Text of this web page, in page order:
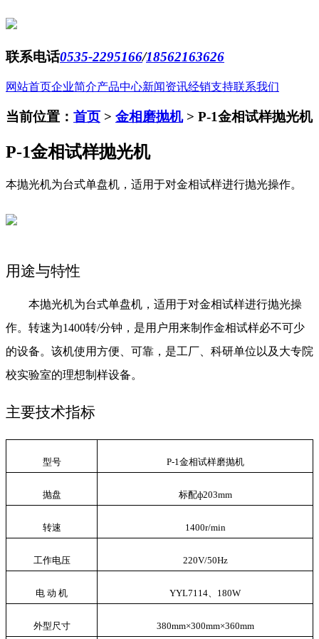
联系电话0535-2295166/18562163626
网站首页企业简介产品中心新闻资讯经销支持联系我们
当前位置： 首页 > 金相磨抛机 > P-1金相试样抛光机
P-1金相试样抛光机
本抛光机为台式单盘机，适用于对金相试样进行抛光操作。
用途与特性
本抛光机为台式单盘机，适用于对金相试样进行抛光操
作。 转速为1400转/分钟，是用户用来制作金相试样必不可少
的设备。该机使用方便、可靠，是工厂、科研单位以及大专院
校实验室的理想制样设备。
主要技术指标
型号 P-1金相试样磨抛机
抛盘 标配ф203mm
转速 1400r/min
工作电压 220V/50Hz
电 动 机 YYL7114、 180W
外型尺寸 380mm×300mm×360mm